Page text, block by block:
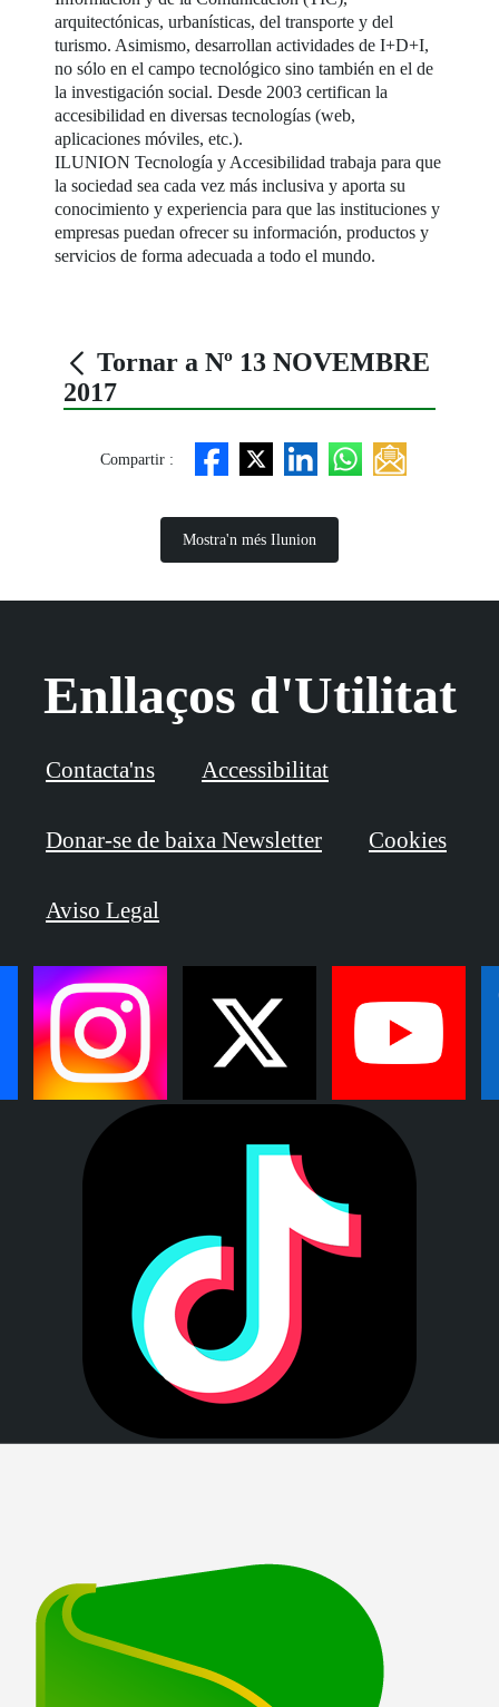
arquitectónicas, urbanísticas, del transporte y del
turismo. Asimismo, desarrollan actividades de I+D+I,
no sólo en el campo tecnológico sino también en el de
la investigación social. Desde 2003 certifican la
accesibilidad en diversas tecnologías (web,
aplicaciones móviles, etc.).
ILUNION Tecnología y Accesibilidad trabaja para que
la sociedad sea cada vez más inclusiva y aporta su
conocimiento y experiencia para que las instituciones y
empresas puedan ofrecer su información, productos y
servicios de forma adecuada a todo el mundo.
Tornar a Nº 13 NOVEMBRE
2017
Compartir :
Mostra'n més Ilunion
Enllaços d'Utilitat
Contacta'ns Accessibilitat
Donar-se de baixa Newsletter Cookies
Aviso Legal